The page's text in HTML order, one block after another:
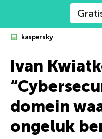
kaspersky
Ivan
domein
ongeluk